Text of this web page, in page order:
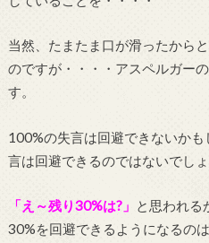
当然、たまたま口が滑ったから
のですが・・・・アスペルガー
す。
100%の失言は回避できないか
言は回避できるのではないでし
「え～残り30%は?」 と思われる
30%を回避できるようになるの